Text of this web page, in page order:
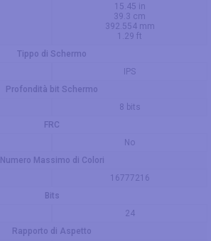
15.45 in
39.3 cm
392.554 mm
1.29 ft
Tippo di Schermo
IPS
Profondità bit Schermo
8 bits
FRC
No
Numero Massimo di Colori
16777216
Bits
24
Rapporto di Aspetto